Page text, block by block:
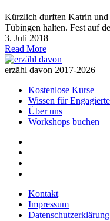
Kürzlich durften Katrin
Tübingen halten. Fest auf
3. Juli 2018
Read More
erzähl davon 2017-2026
Kostenlose Kurse
Wissen für Engagierte
Über uns
Workshops buchen
Kontakt
Impressum
Datenschutzerklärung